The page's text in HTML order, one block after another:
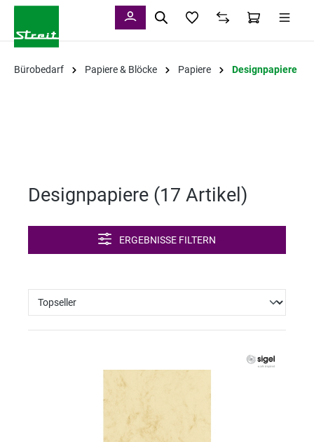
Bürobedarf Papiere & Blöcke Papiere Designpapiere
Designpapiere (17 Artikel )
ERGEBNISSE FILTERN